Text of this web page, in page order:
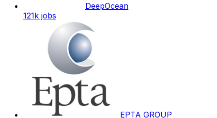
DeepOcean
121k jobs
EPTA GROUP